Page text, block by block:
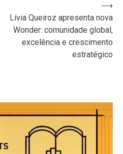
Lívia Queiroz apresenta nova
Wonder: comunidade global,
excelência e crescimento
estratégico
⟶